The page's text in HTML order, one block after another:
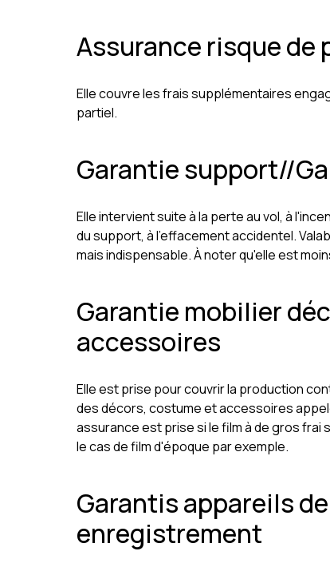
Assurance risque de
Elle couvre les frais supplémentaires
partiel.
Garantie support//
Elle intervient suite à la perte au vol, à
du support, à l'effacement accidentel.
mais indispensable. À noter qu'elle est
Garantie mobilier
accessoires
Elle est prise pour couvrir la production
des décors, costume et accessoires
assurance est prise si le film à de gros
le cas de film d'époque par exemple.
Garantis appareils
enregistrement